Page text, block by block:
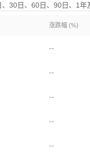
30日、60日、90日、1年
涨跌幅 (%)
--
--
--
--
--